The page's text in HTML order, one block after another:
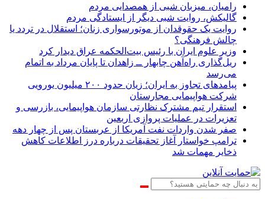
رامیان، میزبان شبی از همصدایی مردم
گالیکش، روایت شبی دیگر از ایستادگی مردم
روایت یک حقوقدان از موتورسواری زنان؛ استقلال در تردد یا
چالش فرهنگی؟
وزیر علوم ایران با رئیس بیت‌الحکمه عراق دیدار کرد
ریل‌گذاری راه‌آهن چابهار ــ زاهدان تا پایان مرداد به اتمام
می‌رسد
پیامدهای تجاوز به ایران؛ زیان حدود ۲۰۰ میلیون یورویی
شرکت هواپیمایی مجارستان
استقرار تیم مشترک نظارتی سازمان هواپیمایی، بازرسی و
تعزیرات در عملیات پروازی اربعین
صفر شدن واردات نفت آمریکا از عربستان پس از چهار دهه
ترامپ خواستار آغاز تحقیقات درباره درز اطلاعات کاهش
ذخایر مهمات شد